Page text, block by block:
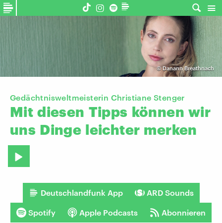
©Danann Breathnach
Gedächtnisweltmeisterin Christiane Stenger
Mit diesen Tipps können wir
uns Dinge leichter merken
Deutschlandfunk App ARD Sounds
Spotify Apple Podcasts Abonnieren